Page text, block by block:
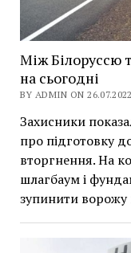
Між Білоруссю
на сьогодні
BY ADMIN ON 26.07.2022
Захисники
про підготовку
вторгнення. На
шлагбаум і
зупинити ворожу